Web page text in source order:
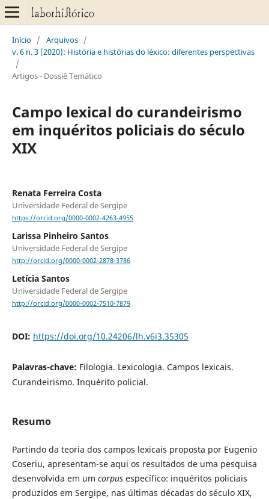
Início / Arquivos /
v. 6 n. 3 (2020): História e histórias do léxico: diferentes perspectivas
/
Artigos - Dossiê Temático
Campo lexical do curandeirismo
em inquéritos policiais do século
XIX
Renata Ferreira Costa
Universidade Federal de Sergipe
https://orcid.org/0000-0002-4263-4955
Larissa Pinheiro Santos
Universidade Federal de Sergipe
http://orcid.org/0000-0002-2878-3786
Letícia Santos
Universidade Federal de Sergipe
http://orcid.org/0000-0002-7510-7879
DOI: https://doi.org/10.24206/lh.v6i3.35305
Palavras-chave: Filologia. Lexicologia. Campos lexicais.
Curandeirismo. Inquérito policial.
Resumo
Partindo da teoria dos campos lexicais proposta por Eugenio
Coseriu, apresentam-se aqui os resultados de uma pesquisa
desenvolvida em um corpusespecífico: inquéritos policiais
produzidos em Sergipe, nas últimas décadas do século XIX,